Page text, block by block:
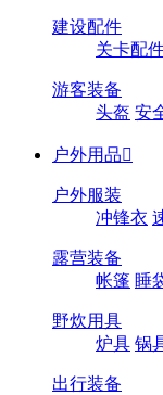
建设配件
关卡配
游客装备
头盔 安
户外用品
户外服装
冲锋衣
露营装备
帐篷 睡
野炊用具
炉具 锅
出行装备